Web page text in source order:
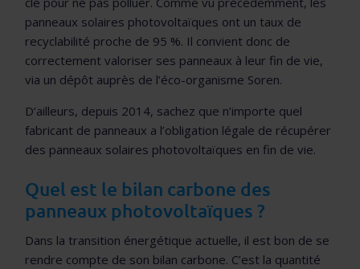
panneaux solaires photovoltaïques ont un taux de
recyclabilité proche de 95 %. Il convient donc de
correctement valoriser ses panneaux à leur fin de vie,
via un dépôt auprès de l’éco-organisme Soren.
D’ailleurs, depuis 2014, sachez que n’importe quel
fabricant de panneaux a l’obligation légale de récupérer
des panneaux solaires photovoltaïques en fin de vie.
Quel est le bilan carbone des
panneaux photovoltaïques ?
Dans la transition énergétique actuelle, il est bon de se
rendre compte de son bilan carbone. C’est la quantité